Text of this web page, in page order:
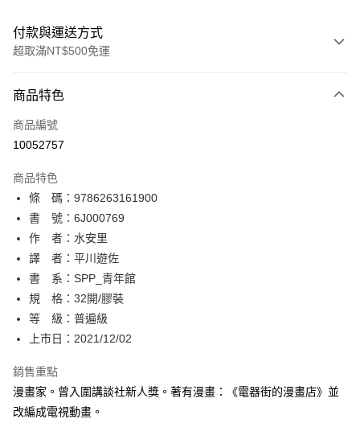
付款與運送方式
超取滿NT$500免運
信用卡一次付款
超商取貨付款
相關說明
【關於「AFTEE先享後付」】
AFTEE先享後付是「在收到商品之後才付款」的支付方式。 讓您購物簡單
便利好安心！
１．簡單：不需註冊會員、不需綁卡、不需儲值。
２．便利：只要手機號碼，簡訊認證，即可結帳。
３．安心：先確認商品／服務後，再付款。
【「AFTEE先享後付」結帳流程】
１．於結帳方式選擇「AFTEE先享後付」後，將跳轉至「AFTEE先享後付」
結帳頁面，進行簡訊認證並確認金額後，即可完成結帳。
２．訂單成立數日內，您將收到繳費通知簡訊。
ATM／網路銀行／等多元方式進行付款，方視為交易完成。
※ 請注意：結帳手續完成當下不需立刻繳費，但若您需要取消訂單，請聯絡
購買商品的店家。未經商家同意取消之訂單仍視為有效，需透過AFTEE先享
後付繳納相關費用。
ATM付款
運送方式
全家取貨付款
每筆NT$80，滿NT$500(含以上)免運費
付款後全家取貨
每筆NT$80，滿NT$500(含以上)免運費
商品特色
商品編號
10052757
商品特色
條 碼：9786263161900
書 號：6J000769
作 者：水安里
譯 者：平川遊佐
書 系：SPP_青年館
規 格：32開/膠裝
等 級：普遍級
上市日：2021/12/02
銷售重點
漫畫家。曾入圍講談社新人獎。著有漫畫：《電器街的漫畫店》並
改編成電視動畫。